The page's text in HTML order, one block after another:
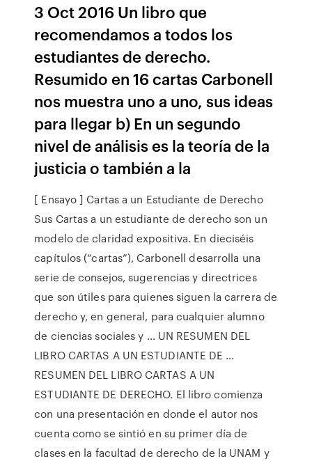
3 Oct 2016 Un libro que
recomendamos a todos los
estudiantes de derecho.
Resumido en 16 cartas Carbonell
nos muestra uno a uno, sus ideas
para llegar b) En un segundo
nivel de análisis es la teoría de la
justicia o también a la
[ Ensayo ] Cartas a un Estudiante de Derecho
Sus Cartas a un estudiante de derecho son un
modelo de claridad expositiva. En dieciséis
capítulos (“cartas”), Carbonell desarrolla una
serie de consejos, sugerencias y directrices
que son útiles para quienes siguen la carrera de
derecho y, en general, para cualquier alumno
de ciencias sociales y … UN RESUMEN DEL
LIBRO CARTAS A UN ESTUDIANTE DE …
RESUMEN DEL LIBRO CARTAS A UN
ESTUDIANTE DE DERECHO. El libro comienza
con una presentación en donde el autor nos
cuenta como se sintió en su primer día de
clases en la facultad de derecho de la UNAM y